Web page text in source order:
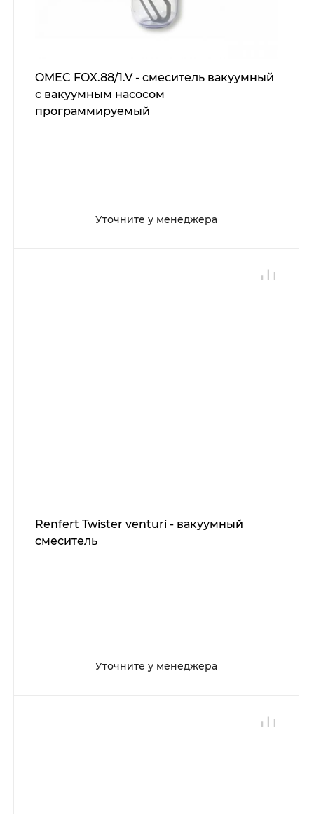
OMEC FOX.88/1.V - смеситель вакуумный
с вакуумным насосом
программируемый
Уточните у менеджера
Renfert Twister venturi - вакуумный
смеситель
Уточните у менеджера